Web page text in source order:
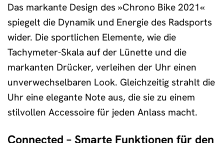
Das markante Design des »Chrono Bike 2021«
spiegelt die Dynamik und Energie des Radsports
wider. Die sportlichen Elemente, wie die
Tachymeter-Skala auf der Lünette und die
markanten Drücker, verleihen der Uhr einen
unverwechselbaren Look. Gleichzeitig strahlt die
Uhr eine elegante Note aus, die sie zu einem
stilvollen Accessoire für jeden Anlass macht.
Connected – Smarte Funktionen für den